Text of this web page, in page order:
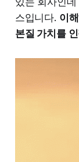
스입니다. 이
본질 가치를